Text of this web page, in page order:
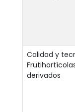
Calidad y
derivados